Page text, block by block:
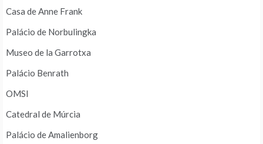
Casa de Anne Frank
Palácio de Norbulingka
Museo de la Garrotxa
Palácio Benrath
OMSI
Catedral de Múrcia
Palácio de Amalienborg